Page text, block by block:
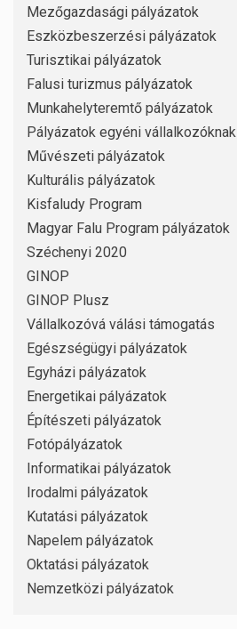
Mezőgazdasági pályázatok
Eszközbeszerzési pályázatok
Turisztikai pályázatok
Falusi turizmus pályázatok
Munkahelyteremtő pályázatok
Pályázatok egyéni vállalkozóknak
Művészeti pályázatok
Kulturális pályázatok
Kisfaludy Program
Magyar Falu Program pályázatok
Széchenyi 2020
GINOP
GINOP Plusz
Vállalkozóvá válási támogatás
Egészségügyi pályázatok
Egyházi pályázatok
Energetikai pályázatok
Építészeti pályázatok
Fotópályázatok
Informatikai pályázatok
Irodalmi pályázatok
Kutatási pályázatok
Napelem pályázatok
Oktatási pályázatok
Nemzetközi pályázatok